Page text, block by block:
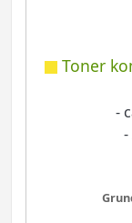
Toner
-
-